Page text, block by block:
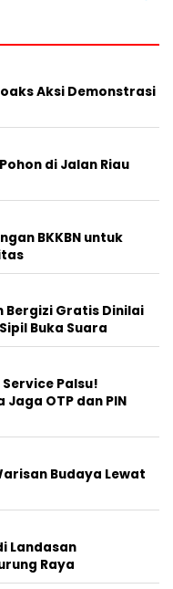
Aksi Demonstrasi
di Jalan Riau
BKKBN untuk
Bergizi Gratis Dinilai
Buka Suara
Palsu!
OTP dan PIN
Budaya Lewat
Landasan
Raya